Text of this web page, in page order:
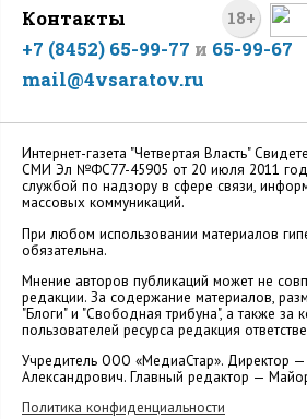
18+
Контакты
+7 (8452) 65-99-77 и 65-99-67
mail@4vsaratov.ru
Интернет-газета "Четвертая Власть"
СМИ Эл №ФС77-45905 от 20 июля 2011
службой по надзору в сфере связи,
массовых коммуникаций.
При любом использовании материалов
обязательна.
Мнение авторов публикаций может не
редакции. За содержание материалов,
"Блоги" и "Свободная трибуна", а также за
пользователей ресурса редакция
Учредитель ООО «МедиаСтар». Директор —
Александрович. Главный редактор —
Политика конфиденциальности